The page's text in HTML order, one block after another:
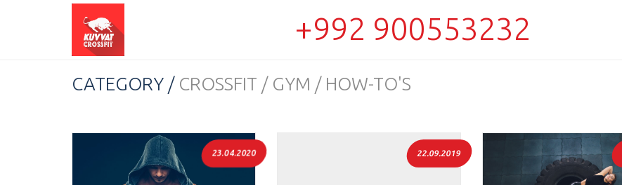
+992 900553232
CATEGORY / CROSSFIT / GYM / HOW-TO'S
23.04.2020 22.09.2019